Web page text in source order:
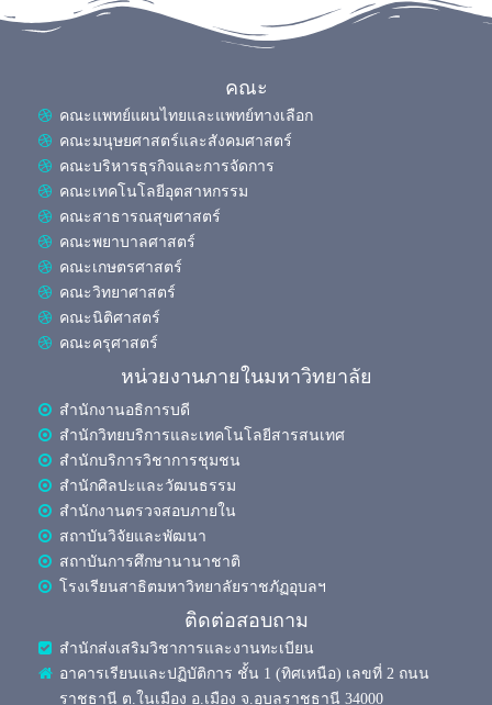
คณะ
คณะแพทย์แผนไทยและแพทย์ทางเลือก
คณะมนุษยศาสตร์และสังคมศาสตร์
คณะบริหารธุรกิจและการจัดการ
คณะเทคโนโลยีอุตสาหกรรม
คณะสาธารณสุขศาสตร์
คณะพยาบาลศาสตร์
คณะเกษตรศาสตร์
คณะวิทยาศาสตร์
คณะนิติศาสตร์
คณะครุศาสตร์
หน่วยงานภายในมหาวิทยาลัย
สำนักงานอธิการบดี
สำนักวิทยบริการและเทคโนโลยีสารสนเทศ
สำนักบริการวิชาการชุมชน
สำนักศิลปะและวัฒนธรรม
สำนักงานตรวจสอบภายใน
สถาบันวิจัยและพัฒนา
สถาบันการศึกษานานาชาติ
โรงเรียนสาธิตมหาวิทยาลัยราชภัฏอุบลฯ
ติดต่อสอบถาม
สำนักส่งเสริมวิชาการและงานทะเบียน
อาคารเรียนและปฏิบัติการ ชั้น 1 (ทิศเหนือ) เลขที่ 2 ถนน
ราชธานี ต.ในเมือง อ.เมือง จ.อุบลราชธานี 34000